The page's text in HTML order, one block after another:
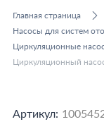
Главная страница
Насосы для систем
Циркуляционные
Циркуляционный
Артикул: